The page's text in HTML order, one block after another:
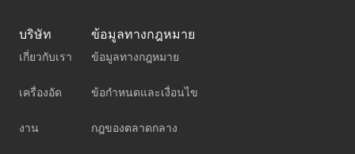
บริษัท
เกี่ยวกับเรา
เครื่องอัด
งาน
ข้อมูลทางกฎหมาย
ข้อมูลทางกฎหมาย
ข้อกำหนดและเงื่อนไข
กฎของตลาดกลาง